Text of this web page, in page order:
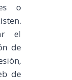
o
el
de
de